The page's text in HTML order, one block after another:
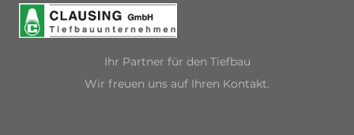
Ihr Partner für den Tiefbau
Wir freuen uns auf Ihren Kontakt.